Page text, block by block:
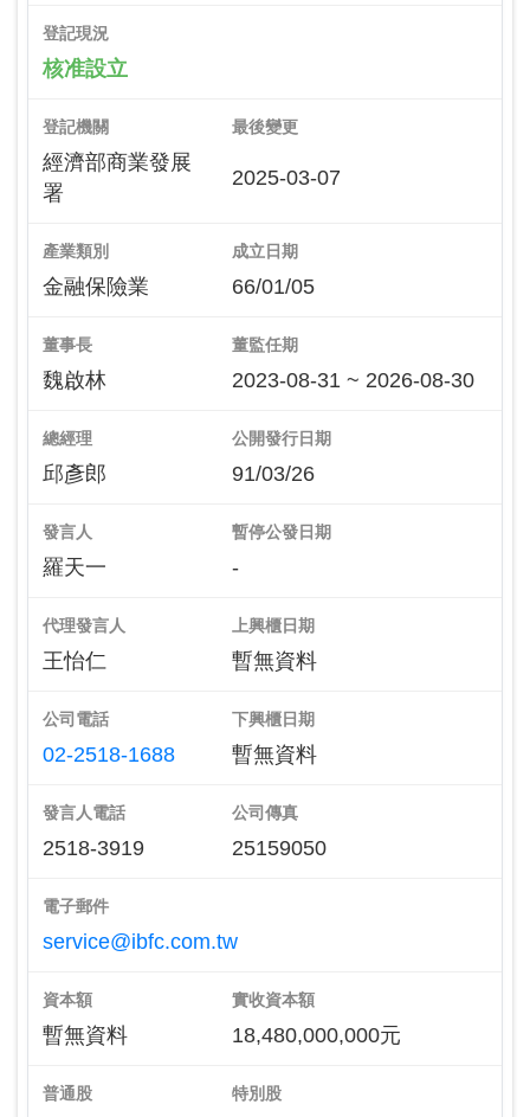
登記現況
核准設立
登記機關
經濟部商業發展
署
最後變更
2025-03-07
產業類別
金融保險業
成立日期
66/01/05
董事長
魏啟林
董監任期
2023-08-31 ~ 2026-08-30
總經理
邱彥郎
公開發行日期
91/03/26
發言人
羅天一
暫停公發日期
-
代理發言人
王怡仁
上興櫃日期
暫無資料
公司電話
02-2518-1688
下興櫃日期
暫無資料
發言人電話
2518-3919
公司傳真
25159050
電子郵件
service@ibfc.com.tw
資本額
暫無資料
實收資本額
18,480,000,000元
普通股 特別股